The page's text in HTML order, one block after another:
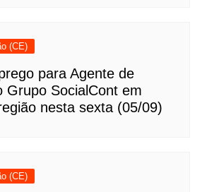
(CE)
para Agente de
Grupo SocialCont em
nesta sexta (05/09)
(CE)